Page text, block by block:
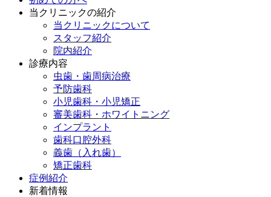
当クリニックの紹介
当クリニックについて
スタッフ紹介
院内紹介
診療内容
虫歯・歯周病治療
予防歯科
小児歯科・小児矯正
審美歯科・ホワイトニング
インプラント
歯科口腔外科
義歯（入れ歯）
矯正歯科
症例紹介
新着情報